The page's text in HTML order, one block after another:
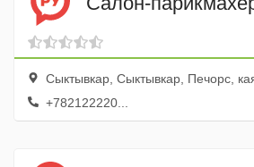
Сыктывкар, Сыктывкар, Печорс,
+782122220...